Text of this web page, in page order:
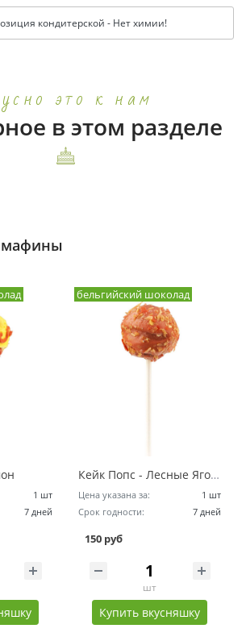
кондитерской - Нет химии!
это к нам
в этом разделе
мафины
1 шт
7 дней
бельгийский шоколад
Кейк Попс - Лесные Ягоды
Цена указана за:
1 шт
Срок годности:
7 дней
150 руб
шт
Купить вкусняшку